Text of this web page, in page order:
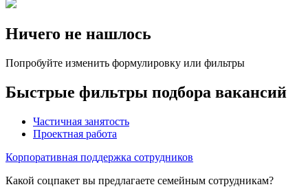
Ничего не нашлось
Попробуйте изменить формулировку или фильтры
Быстрые фильтры подбора вакансий
Частичная занятость
Проектная работа
Корпоративная поддержка сотрудников
Какой соцпакет вы предлагаете семейным сотрудникам?